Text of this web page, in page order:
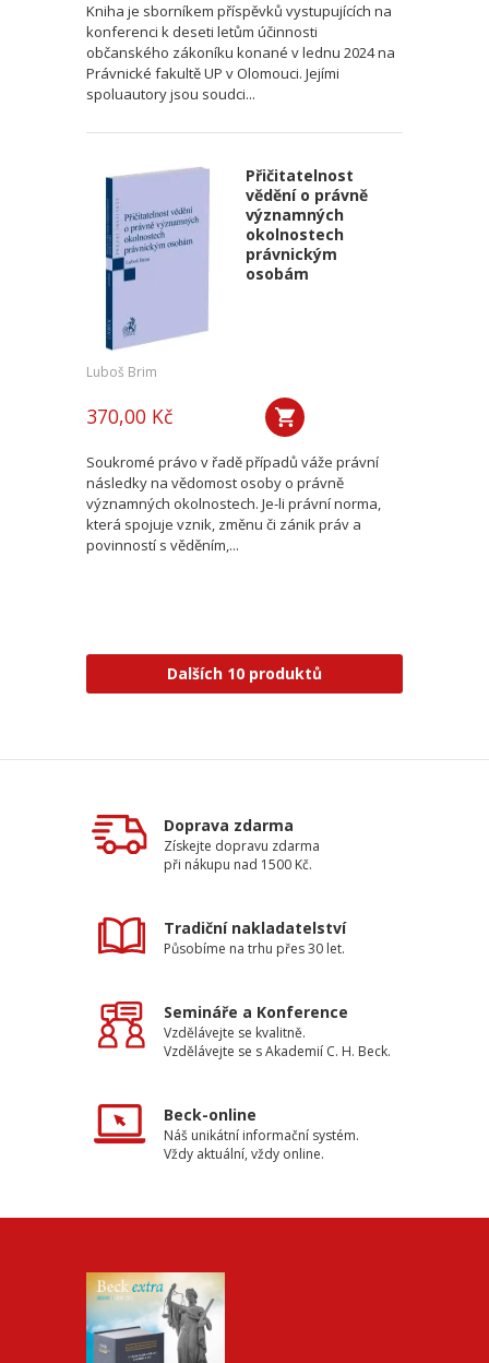
Kniha je sborníkem příspěvků vystupujících na
konferenci k deseti letům účinnosti
občanského zákoníku konané v lednu 2024 na
Právnické fakultě UP v Olomouci. Jejími
spoluautory jsou soudci...
Přičitatelnost
vědění o právně
významných
okolnostech
právnickým
osobám
Luboš Brim
370,00 Kč
Soukromé právo v řadě případů váže právní
následky na vědomost osoby o právně
významných okolnostech. Je-li právní norma,
která spojuje vznik, změnu či zánik práv a
povinností s věděním,...
Dalších 10 produktů
Doprava zdarma
Získejte dopravu zdarma
při nákupu nad 1500 Kč.
Tradiční nakladatelství
Působíme na trhu přes 30 let.
Semináře a Konference
Vzdělávejte se kvalitně.
Vzdělávejte se s Akademií C. H. Beck.
Beck-online
Náš unikátní informační systém.
Vždy aktuální, vždy online.